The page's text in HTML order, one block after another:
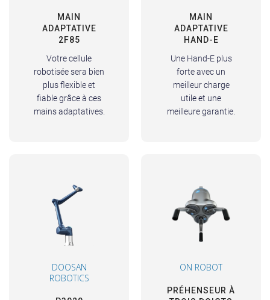
MAIN
ADAPTATIVE
2F85
Votre cellule
robotisée sera bien
plus flexible et
fiable grâce à ces
mains adaptatives.
MAIN
ADAPTATIVE
HAND-E
Une Hand-E plus
forte avec un
meilleur charge
utile et une
meilleure garantie.
DOOSAN
ROBOTICS
ON ROBOT
PRÉHENSEUR À